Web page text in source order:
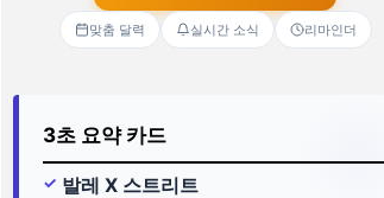
맞춤 달력 실시간 소식 리마인더
3초 요약 카드
발레 X 스트리트